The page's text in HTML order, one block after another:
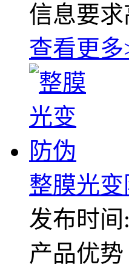
信息要
查看更多
整膜光变
发布时间:
产品优